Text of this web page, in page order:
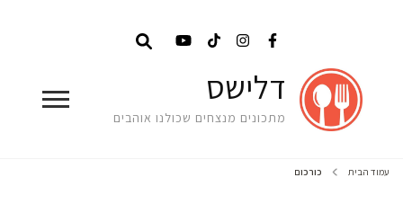
דלישס
מתכונים מנצחים שכולנו אוהבים
עמוד הבית כורכום